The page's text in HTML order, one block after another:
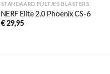
STANDAARD PIJLTJES BLASTERS
NERF Elite 2.0 Phoenix CS-6
€29,95